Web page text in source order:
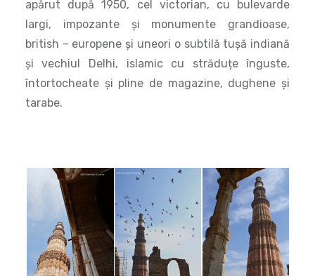
tarabe.
De aici, din vechiul cartier aflat în sudul capitalei,
am început explorarea orașului. Prima oprire, Qutb
Minar, cel mai înalt minaret din India și al treilea